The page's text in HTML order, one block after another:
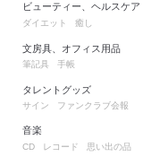
ビューティー、ヘルスケア
ダイエット 癒し
文房具、オフィス用品
筆記具 手帳
タレントグッズ
サイン ファンクラブ会報
音楽
CD レコード 思い出の品